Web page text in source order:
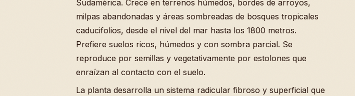
Sudamérica. Crece en terrenos húmedos, bordes de arroyos,
milpas abandonadas y áreas sombreadas de bosques tropicales
caducifolios, desde el nivel del mar hasta los 1800 metros.
Prefiere suelos ricos, húmedos y con sombra parcial. Se
reproduce por semillas y vegetativamente por estolones que
enraízan al contacto con el suelo.
La planta desarrolla un sistema radicular fibroso y superficial que